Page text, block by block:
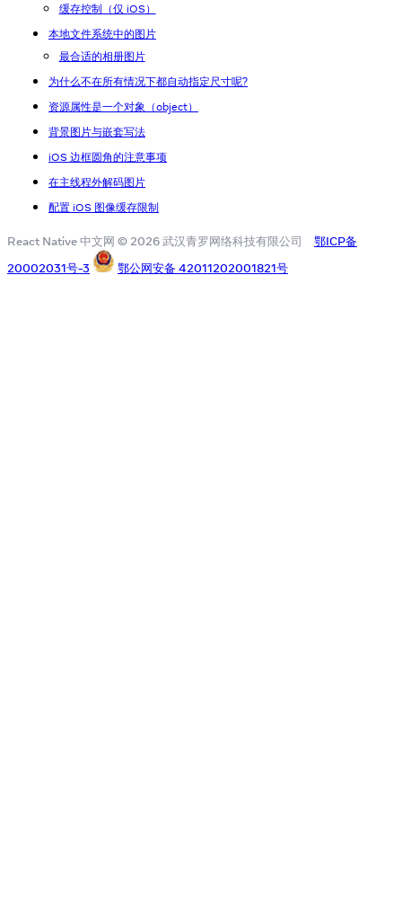
缓存控制（仅 iOS）
本地文件系统中的图片
最合适的相册图片
为什么不在所有情况下都自动指定尺寸呢?
资源属性是一个对象（object）
背景图片与嵌套写法
iOS 边框圆角的注意事项
在主线程外解码图片
配置 iOS 图像缓存限制​
React Native 中文网 © 2026 武汉青罗网络科技有限公司
鄂ICP备
20002031号-3
鄂公网安备 42011202001821号